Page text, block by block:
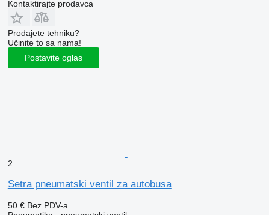
Kontaktirajte prodavca
Prodajete tehniku?
Učinite to sa nama!
Postavite oglas
2
Setra pneumatski ventil za autobusa
50 € Bez PDV-a